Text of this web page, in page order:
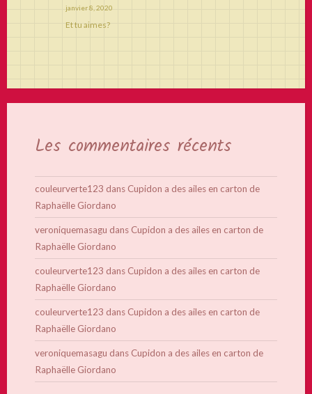
janvier 8, 2020
Et tu aimes?
Les commentaires récents
couleurverte123 dans Cupidon a des ailes en carton de
Raphaëlle Giordano
veroniquemasagu dans Cupidon a des ailes en carton de
Raphaëlle Giordano
couleurverte123 dans Cupidon a des ailes en carton de
Raphaëlle Giordano
couleurverte123 dans Cupidon a des ailes en carton de
Raphaëlle Giordano
veroniquemasagu dans Cupidon a des ailes en carton de
Raphaëlle Giordano